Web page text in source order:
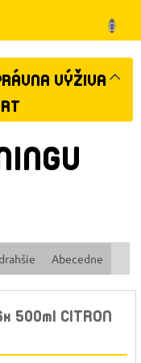
VÝŽIVA
Abecedne
500ml CITRON